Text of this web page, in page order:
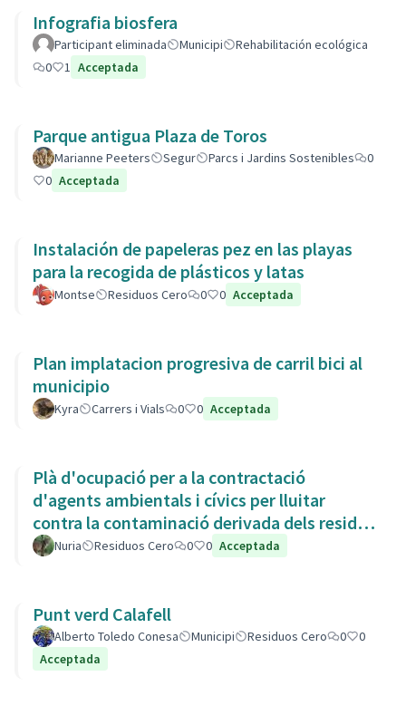
Infografia biosfera
Participant eliminada Municipi
Rehabilitación ecológica
0
1 Acceptada
Parque antigua Plaza de Toros
Marianne Peeters Segur Parcs i Jardins Sostenibles
0
0 Acceptada
Instalación de papeleras pez en las playas
para la recogida de plásticos y latas
Montse Residuos Cero 0 0 Acceptada
Plan implatacion progresiva de carril bici al
municipio
Kyra Carrers i Vials 0 0 Acceptada
Plà d'ocupació per a la contractació
d'agents ambientals i cívics per lluitar
contra la contaminació derivada dels residus
de la Còvid-19
Nuria Residuos Cero 0 0 Acceptada
Punt verd Calafell
Alberto Toledo Conesa Municipi Residuos Cero 0
0
Acceptada